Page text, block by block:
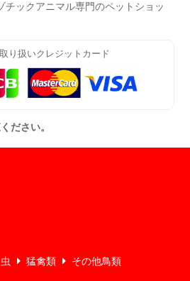
チックアニマル専門のペットショッ
り扱いクレジットカード
ださい。
虫 猛禽類
その他鳥類